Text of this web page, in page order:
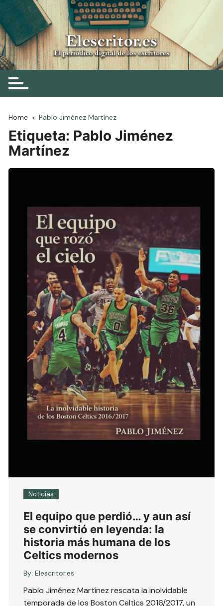
Skip
to
content
Elescritor.es
El periódico digital de los escritores
Home Pablo Jiménez Martínez
Etiqueta: Pablo Jiménez
Martínez
Noticias
El equipo que perdió… y aun así
se convirtió en leyenda: la
historia más humana de los
Celtics modernos
By: Elescritor.es
Pablo Jiménez Martínez rescata la inolvidable
temporada de los Boston Celtics 2016/2017, un